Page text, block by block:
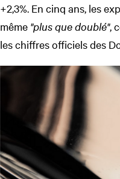
+2,3%. En cinq ans, les
même "plus que doublé",
les chiffres officiels des